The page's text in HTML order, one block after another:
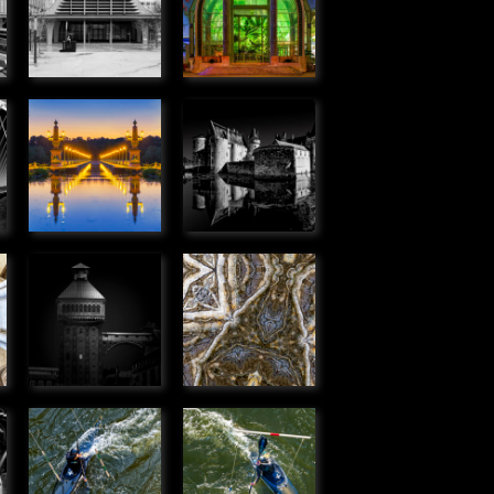
» Urbain
plantes
» Urbain
Pont canal
de Briare
» Urbain
Château de
Sully-sur-
Loire
» Urbain
Tour
élévatrice,
Corbeil
» Urbain
Kaléidoscope
» Graphique
Passer
dans la
porte
Passer
dans la
porte